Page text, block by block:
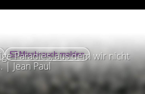
Paradies, aus dem wir nicht
| Jean Paul
Missbrauch melden